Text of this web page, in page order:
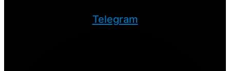
Telegram